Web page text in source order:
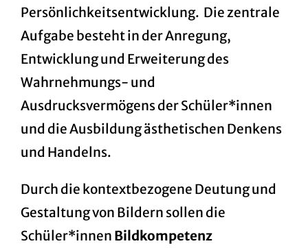
Persönlichkeitsentwicklung. Die zentrale
Aufgabe besteht in der Anregung,
Entwicklung und Erweiterung des
Wahrnehmungs- und
Ausdrucksvermögens der Schüler*innen
und die Ausbildung ästhetischen Denkens
und Handelns.
Durch die kontextbezogene Deutung und
Gestaltung von Bildern sollen die
Schüler*innen Bildkompetenz